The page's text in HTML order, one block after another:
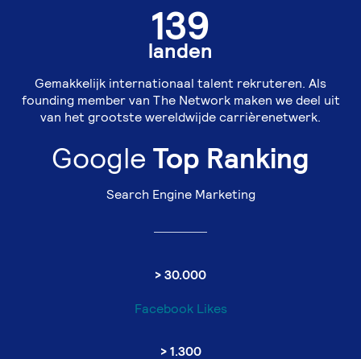
139
landen
Gemakkelijk internationaal talent rekruteren. Als
founding member van The Network maken we deel uit
van het grootste wereldwijde carrièrenetwerk.
Google Top Ranking
Search Engine Marketing
> 30.000
Facebook Likes
> 1.300